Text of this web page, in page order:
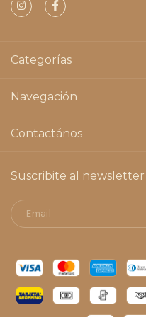
Categorías
Navegación
Contactános
Suscribite al newsletter